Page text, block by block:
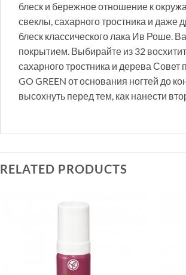
блеск и бережное отношение к
свеклы, сахарного тростника и даже
блеск классического лака Ив Роше.
покрытием. Выбирайте из 32
сахарного тростника и дерева
GO GREEN от основания ногтей до
высохнуть перед тем, как нанести
RELATED PRODUCTS